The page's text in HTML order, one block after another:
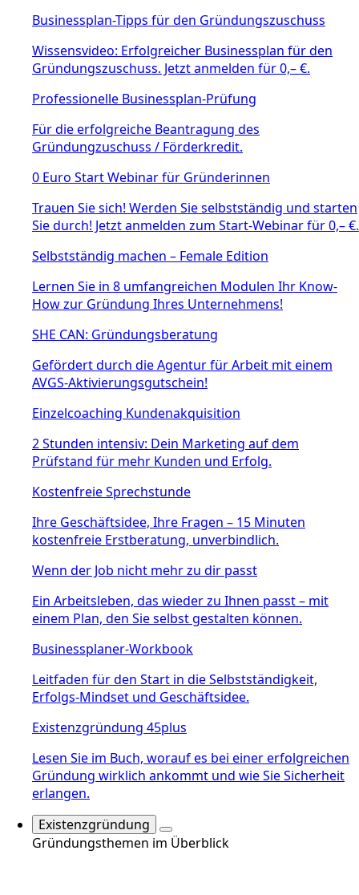
Businessplan-Tipps für den Gründungszuschuss
Wissensvideo: Erfolgreicher Businessplan für den
Gründungszuschuss. Jetzt anmelden für 0,– €.
Professionelle Businessplan-Prüfung
Für die erfolgreiche Beantragung des
Gründungzuschuss / Förderkredit.
0 Euro Start Webinar für Gründerinnen
Trauen Sie sich! Werden Sie selbstständig und starten
Sie durch! Jetzt anmelden zum Start-Webinar für 0,– €.
Selbstständig machen – Female Edition
Lernen Sie in 8 umfangreichen Modulen Ihr Know-
How zur Gründung Ihres Unternehmens!
SHE CAN: Gründungsberatung
Gefördert durch die Agentur für Arbeit mit einem
AVGS-Aktivierungsgutschein!
Einzelcoaching Kundenakquisition
2 Stunden intensiv: Dein Marketing auf dem
Prüfstand für mehr Kunden und Erfolg.
Kostenfreie Sprechstunde
Ihre Geschäftsidee, Ihre Fragen – 15 Minuten
kostenfreie Erstberatung, unverbindlich.
Wenn der Job nicht mehr zu dir passt
Ein Arbeitsleben, das wieder zu Ihnen passt – mit
einem Plan, den Sie selbst gestalten können.
Businessplaner-Workbook
Leitfaden für den Start in die Selbstständigkeit,
Erfolgs-Mindset und Geschäftsidee.
Existenzgründung 45plus
Lesen Sie im Buch, worauf es bei einer erfolgreichen
Gründung wirklich ankommt und wie Sie Sicherheit
erlangen.
Existenzgründung
Gründungsthemen im Überblick